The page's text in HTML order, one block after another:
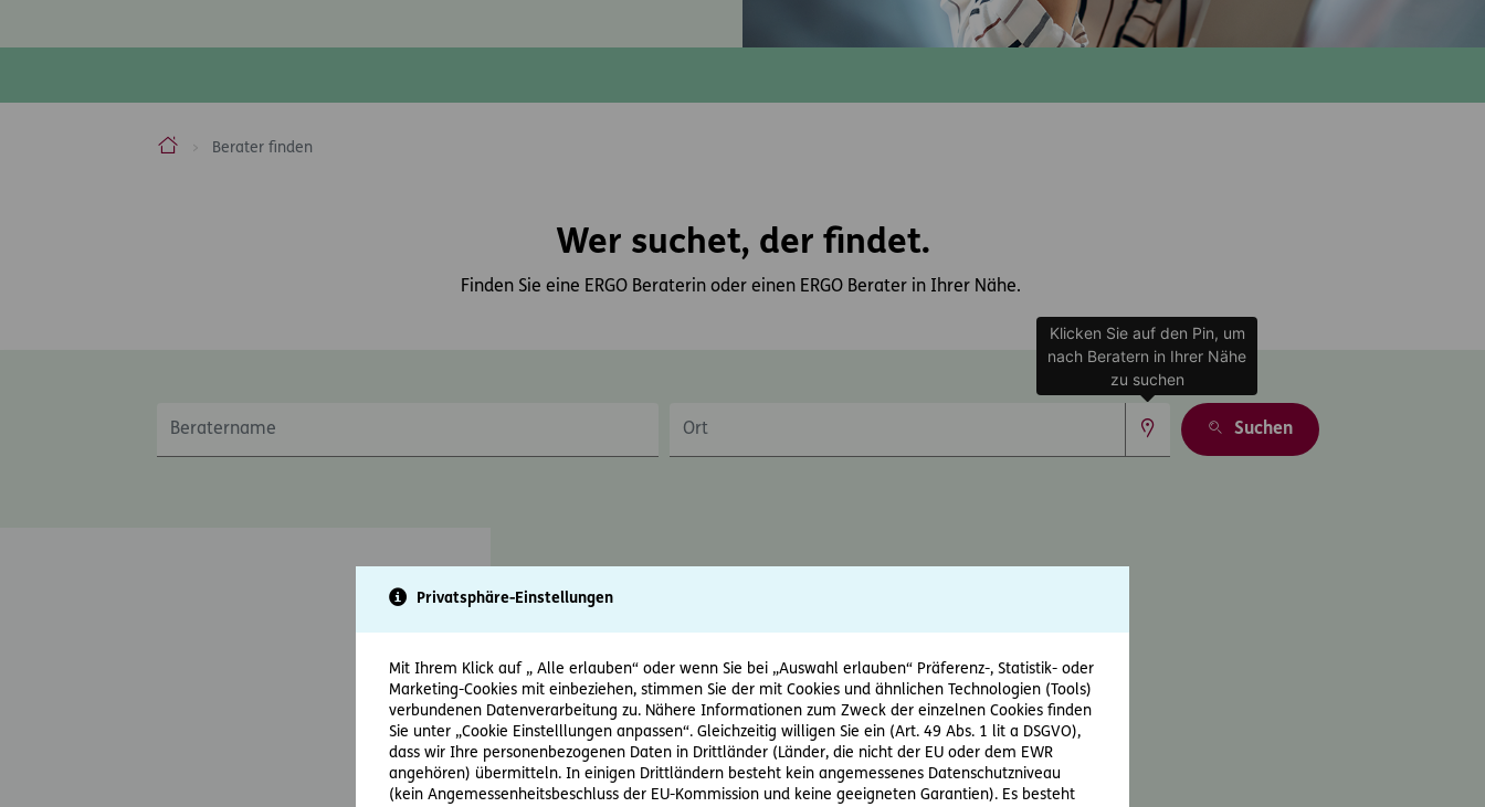
Privatsphäre-Einstellungen
Mit Ihrem Klick auf „ Alle erlauben“ oder wenn Sie bei „Auswahl erlauben“ Präferenz-, Statistik- oder
Marketing-Cookies mit einbeziehen, stimmen Sie der mit Cookies und ähnlichen Technologien (Tools)
verbundenen Datenverarbeitung zu. Nähere Informationen zum Zweck der einzelnen Cookies finden
Sie unter „Cookie Einstelllungen anpassen“. Gleichzeitig willigen Sie ein (Art. 49 Abs. 1 lit a DSGVO),
dass wir Ihre personenbezogenen Daten in Drittländer (Länder, die nicht der EU oder dem EWR
angehören) übermitteln. In einigen Drittländern besteht kein angemessenes Datenschutzniveau
(kein Angemessenheitsbeschluss der EU-Kommission und keine geeigneten Garantien). Es besteht
ERGO Versicherung Aktiengesellschaft
Berater finden
Wer suchet, der findet.
Finden Sie eine ERGO Beraterin oder einen ERGO Berater in Ihrer Nähe.
Suchen
Klicken Sie auf den Pin, um
nach Beratern in Ihrer Nähe
zu suchen